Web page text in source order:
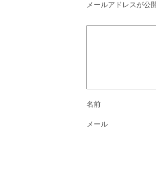
メールアドレスが公
名前
メール